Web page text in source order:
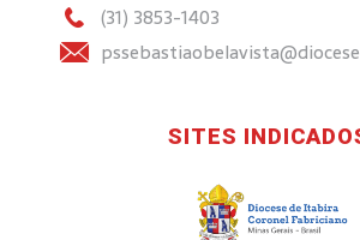
(31) 3853-1403
SITES